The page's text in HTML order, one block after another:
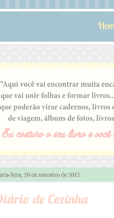
feira, 26 de setembro de 2012
de Cozinha